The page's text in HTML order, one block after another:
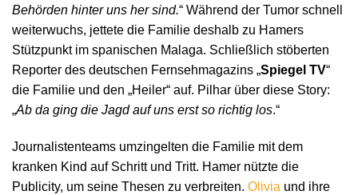
Behörden hinter uns her sind.“ Während der Tumor schnell
weiterwuchs, jettete die Familie deshalb zu Hamers
Stützpunkt im spanischen Malaga. Schließlich stöberten
Reporter des deutschen Fernsehmagazins „Spiegel TV“
die Familie und den „Heiler“ auf. Pilhar über diese Story:
„Ab da ging die Jagd auf uns erst so richtig los.“
Journalistenteams umzingelten die Familie mit dem
kranken Kind auf Schritt und Tritt. Hamer nützte die
Publicity, um seine Thesen zu verbreiten. Olivia und ihre